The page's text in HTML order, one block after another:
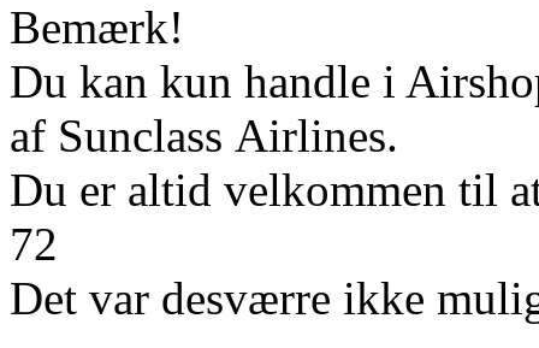
Bemærk!
Du kan kun handle i
af Sunclass Airlines.
Du er altid velkommen til
72
Det var desværre ikke